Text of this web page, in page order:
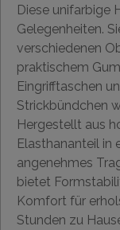
Diese unifarbige
Gelegenheiten.
verschiedenen
praktischem
Eingrifftaschen
Strickbündchen
Hergestellt aus
Elasthananteil in
angenehmes
bietet
Komfort für
Stunden zu